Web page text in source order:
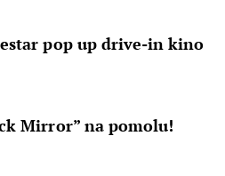
pop up drive-in kino
Mirror” na pomolu!